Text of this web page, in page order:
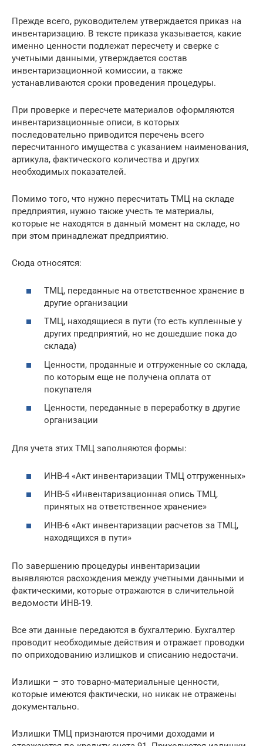
Прежде всего, руководителем утверждается приказ на
инвентаризацию. В тексте приказа указывается, какие
именно ценности подлежат пересчету и сверке с
учетными данными, утверждается состав
инвентаризационной комиссии, а также
устанавливаются сроки проведения процедуры.
При проверке и пересчете материалов оформляются
инвентаризационные описи, в которых
последовательно приводится перечень всего
пересчитанного имущества с указанием наименования,
артикула, фактического количества и других
необходимых показателей.
Помимо того, что нужно пересчитать ТМЦ на складе
предприятия, нужно также учесть те материалы,
которые не находятся в данный момент на складе, но
при этом принадлежат предприятию.
Сюда относятся:
ТМЦ, переданные на ответственное хранение в
другие организации
ТМЦ, находящиеся в пути (то есть купленные у
других предприятий, но не дошедшие пока до
склада)
Ценности, проданные и отгруженные со склада,
по которым еще не получена оплата от
покупателя
Ценности, переданные в переработку в другие
организации
Для учета этих ТМЦ заполняются формы:
ИНВ-4 «Акт инвентаризации ТМЦ отгруженных»
ИНВ-5 «Инвентаризационная опись ТМЦ,
принятых на ответственное хранение»
ИНВ-6 «Акт инвентаризации расчетов за ТМЦ,
находящихся в пути»
По завершению процедуры инвентаризации
выявляются расхождения между учетными данными и
фактическими, которые отражаются в сличительной
ведомости ИНВ-19.
Все эти данные передаются в бухгалтерию. Бухгалтер
проводит необходимые действия и отражает проводки
по оприходованию излишков и списанию недостачи.
Излишки – это товарно-материальные ценности,
которые имеются фактически, но никак не отражены
документально.
Излишки ТМЦ признаются прочими доходами и